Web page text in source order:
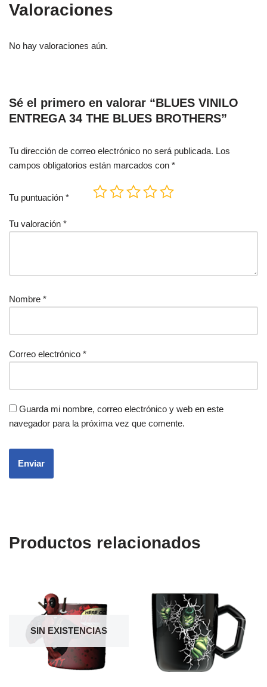
Valoraciones
No hay valoraciones aún.
Sé el primero en valorar “BLUES VINILO
ENTREGA 34 THE BLUES BROTHERS”
Tu dirección de correo electrónico no será publicada. Los
campos obligatorios están marcados con *
Tu puntuación *
Tu valoración *
Nombre *
Correo electrónico *
Guarda mi nombre, correo electrónico y web en este
navegador para la próxima vez que comente.
Productos relacionados
SIN EXISTENCIAS